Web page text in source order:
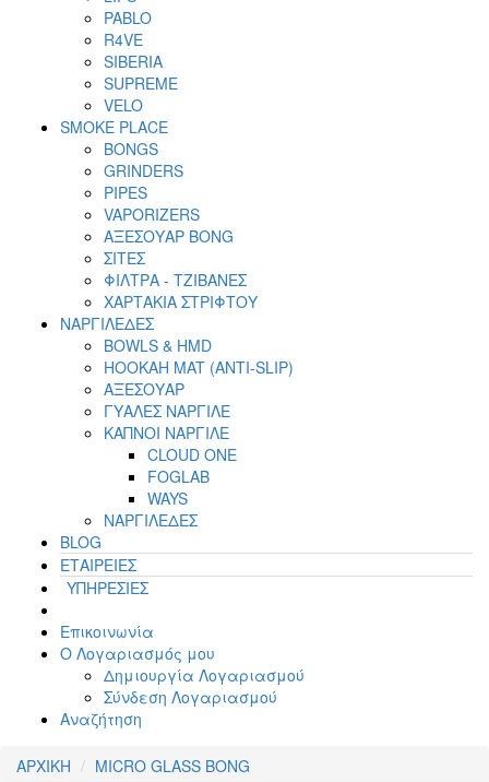
PABLO
R4VE
SIBERIA
SUPREME
VELO
SMOKE PLACE
BONGS
GRINDERS
PIPES
VAPORIZERS
ΑΞΕΣΟΥΑΡ BONG
ΣΙΤΕΣ
ΦΙΛΤΡΑ - ΤΖΙΒΑΝΕΣ
ΧΑΡΤΑΚΙΑ ΣΤΡΙΦΤΟΥ
ΝΑΡΓΙΛΕΔΕΣ
BOWLS & HMD
HOOKAH MAT (ANTI-SLIP)
ΑΞΕΣΟΥΑΡ
ΓΥΑΛΕΣ ΝΑΡΓΙΛΕ
ΚΑΠΝΟΙ ΝΑΡΓΙΛΕ
CLOUD ONE
FOGLAB
WAYS
ΝΑΡΓΙΛΕΔΕΣ
BLOG
ΕΤΑΙΡΕΙΕΣ
ΥΠΗΡΕΣΙΕΣ
Επικοινωνία
Ο Λογαριασμός μου
Δημιουργία Λογαριασμού
Σύνδεση Λογαριασμού
Αναζήτηση
ΑΡΧΙΚΗ MICRO GLASS BONG